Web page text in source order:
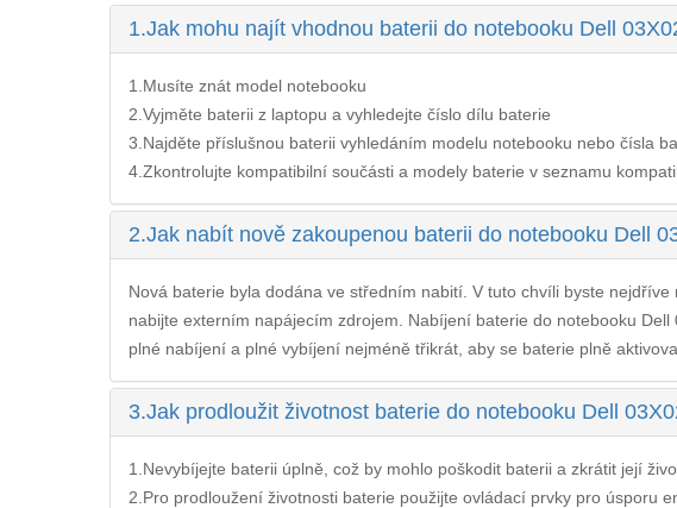
1.Jak mohu najít vhodnou baterii do notebooku Dell
1.Musíte znát model notebooku
2.Vyjměte baterii z laptopu a vyhledejte číslo dílu baterie
3.Najděte příslušnou baterii vyhledáním modelu notebooku nebo čísla
4.Zkontrolujte kompatibilní součásti a modely baterie v seznamu
2.Jak nabít nově zakoupenou baterii do notebooku Dell
Nová baterie byla dodána ve středním nabití. V tuto chvíli byste
nabijte externím napájecím zdrojem. Nabíjení baterie do notebooku Dell
plné nabíjení a plné vybíjení nejméně třikrát, aby se baterie plně
3.Jak prodloužit životnost baterie do notebooku Dell
1.Nevybíjejte baterii úplně, což by mohlo poškodit baterii a zkrátit její
2.Pro prodloužení životnosti baterie použijte ovládací prvky pro úsporu